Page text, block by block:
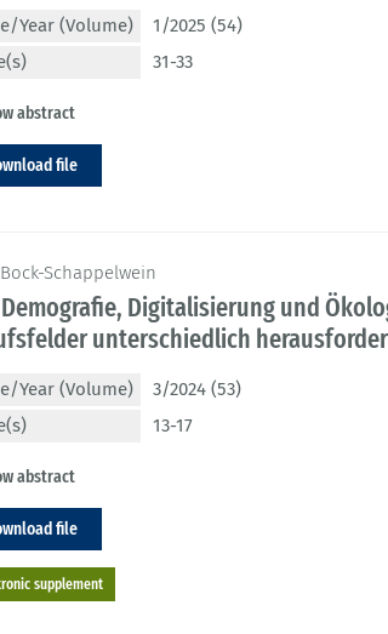
Year (Volume)
1/2025 (54)
31-33
abstract
file
Schappelwein
Digitalisierung und
unterschiedlich
Year (Volume)
3/2024 (53)
13-17
abstract
file
supplement